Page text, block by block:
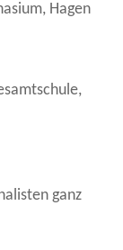
Hagen
ganz